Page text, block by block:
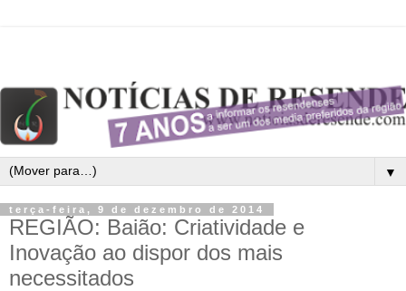
▼
terça-feira, 9 de dezembro de 2014
REGIÃO: Baião: Criatividade e
Inovação ao dispor dos mais
necessitados